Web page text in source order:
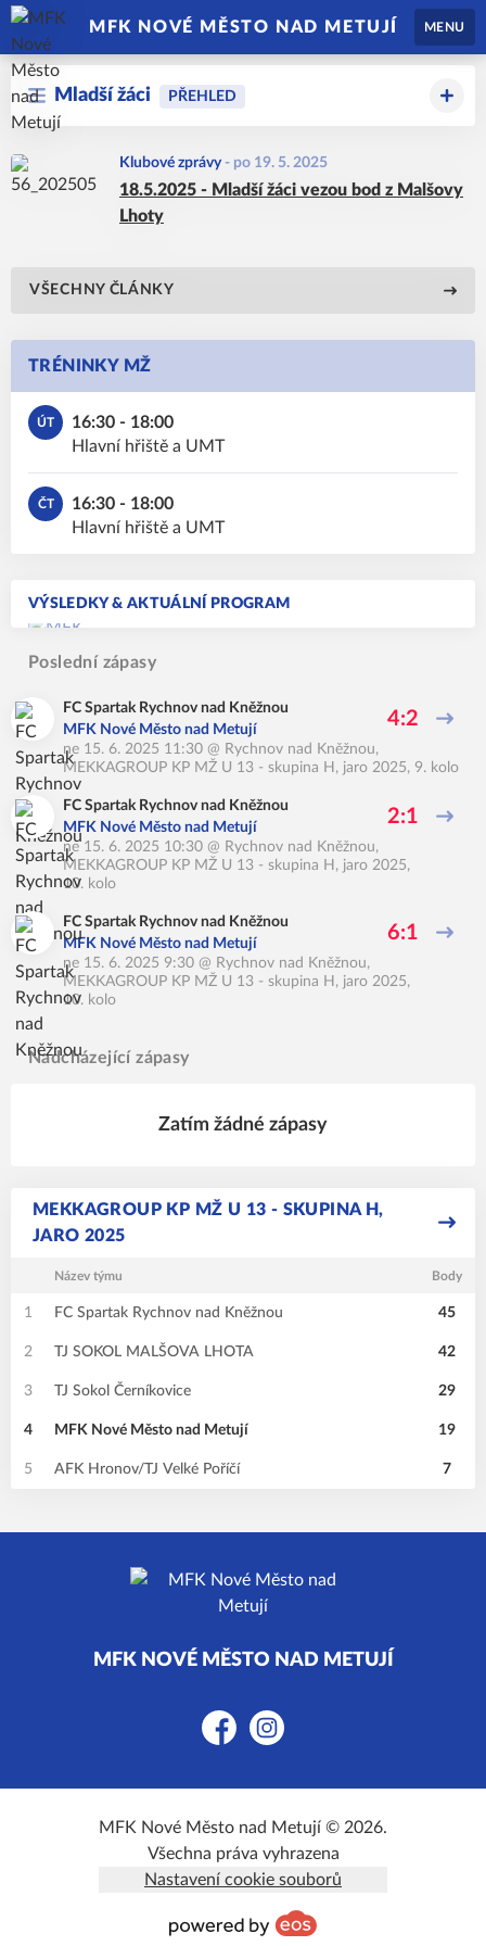
MFK NOVÉ MĚSTO NAD METUJÍ MENU
Mladší žáci PŘEHLED
Klubové zprávy - po 19. 5. 2025
18.5.2025 - Mladší žáci vezou bod z Malšovy
Lhoty
VŠECHNY ČLÁNKY
TRÉNINKY MŽ
ÚT
16:30 - 18:00
Hlavní hřiště a UMT
ČT
16:30 - 18:00
Hlavní hřiště a UMT
VÝSLEDKY & AKTUÁLNÍ PROGRAM
Poslední zápasy
FC Spartak Rychnov nad Kněžnou
MFK Nové Město nad Metují
4:2
ne 15. 6. 2025 11:30 @ Rychnov nad Kněžnou,
MEKKAGROUP KP MŽ U 13 - skupina H, jaro 2025, 9. kolo
FC Spartak Rychnov nad Kněžnou
MFK Nové Město nad Metují
2:1
ne 15. 6. 2025 10:30 @ Rychnov nad Kněžnou,
MEKKAGROUP KP MŽ U 13 - skupina H, jaro 2025,
10. kolo
FC Spartak Rychnov nad Kněžnou
MFK Nové Město nad Metují
6:1
ne 15. 6. 2025 9:30 @ Rychnov nad Kněžnou,
MEKKAGROUP KP MŽ U 13 - skupina H, jaro 2025,
10. kolo
Nadcházející zápasy
Zatím žádné zápasy
MEKKAGROUP KP MŽ U 13 - SKUPINA H,
JARO 2025
Název týmu Body
1 FC Spartak Rychnov nad Kněžnou 45
2 TJ SOKOL MALŠOVA LHOTA 42
3 TJ Sokol Černíkovice 29
4 MFK Nové Město nad Metují 19
5 AFK Hronov/TJ Velké Poříčí 7
MFK NOVÉ MĚSTO NAD METUJÍ
FacebookInstagram
MFK Nové Město nad Metují © 2026.
Všechna práva vyhrazena
Nastavení cookie souborů